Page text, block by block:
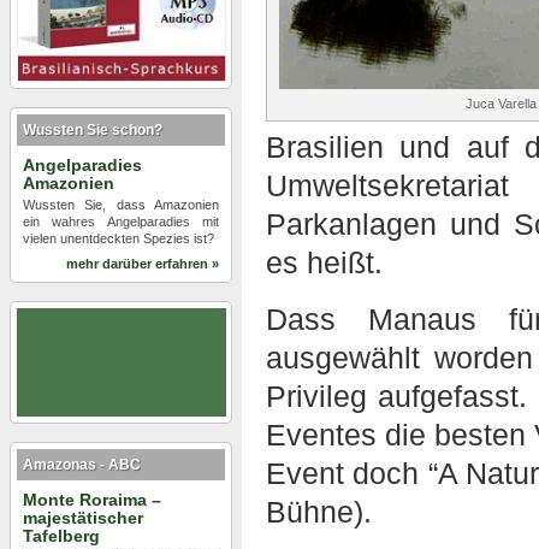
Juca
Brasilien und auf
Parkanlagen und
es heißt.
Dass Manaus
ausgewählt
Privileg
Eventes die besten
Event doch “A
Bühne).
Wussten Sie schon?
Angelparadies
Amazonien
Wussten Sie, dass Amazonien
ein wahres Angelparadies mit
vielen unentdeckten Spezies ist?
mehr darüber erfahren »
Amazonas - ABC
Monte Roraima –
majestätischer
Tafelberg